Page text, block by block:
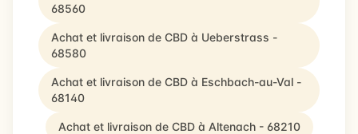
68560
Achat et livraison de CBD à Ueberstrass -
68580
Achat et livraison de CBD à Eschbach-au-Val -
68140
Achat et livraison de CBD à Altenach - 68210